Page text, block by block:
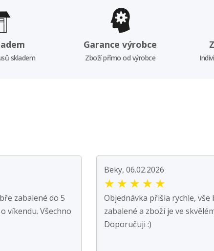
skladem
Garance výrobce
Zboží přímo od výrobce
zabalené do 5
víkendu. Všechno
Beky, 06.02.2026
★ ★ ★ ★ ★
Objednávka přišla rychle, vše
zabalené a zboží je ve
Doporučuji :)